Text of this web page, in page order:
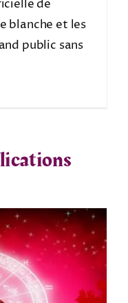
de
blanche et les
public sans